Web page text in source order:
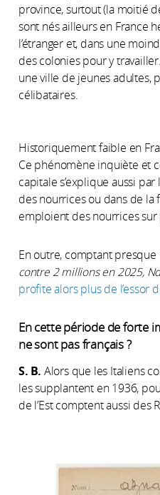
province, surtout (la moitié
sont nés ailleurs en France
l’étranger et, dans une
des colonies pour y
une ville de jeunes adultes,
célibataires.
Historiquement faible en
Ce phénomène inquiète et
capitale s’explique aussi
des nourrices ou dans de la
emploient des nourrices sur
En outre, comptant presque
contre 2 millions en 2025,
profite alors plus de l’essor
En cette période de forte
ne sont pas français ?
S. B. Alors que les Italiens
les supplantent en 1936,
de l’Est comptent aussi des